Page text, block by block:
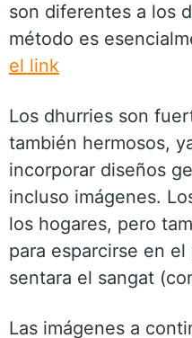
son diferentes a los
método es
el link
Los dhurries son
también hermosos,
incorporar diseños
incluso imágenes.
los hogares, pero
para esparcirse en
sentara el sangat
Las imágenes a